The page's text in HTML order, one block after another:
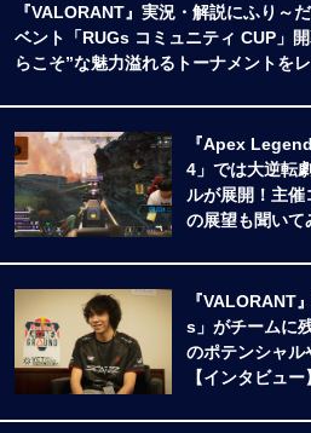
『VALORANT』実況・解説にふり～
ベント「RUGs コミュニティ CUP」
らこそ”な魅力溢れるトーナメントを
『Apex
4」では大逆転
ルが展開！主
の展望も聞いて
『VALORANT
s」がチームに
のポテンシャル
【インタビュー】